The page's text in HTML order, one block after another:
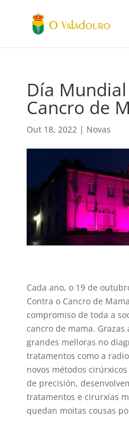
Día
Cancro de
Out 18, 2022| Novas
Cada ano, o 19 de
Contra o Cancro de
compromiso de toda a
cancro de mama. Grazas
grandes melloras no
tratamentos como a
novos métodos
de precisión,
tratamentos e cirurxías
quedan moitas cousas